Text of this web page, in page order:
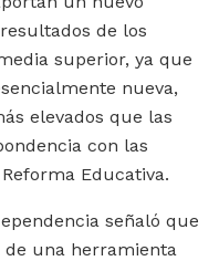
de los
superior, ya que
nueva,
elevados que las
con las
Educativa.
señaló que
de una herramienta